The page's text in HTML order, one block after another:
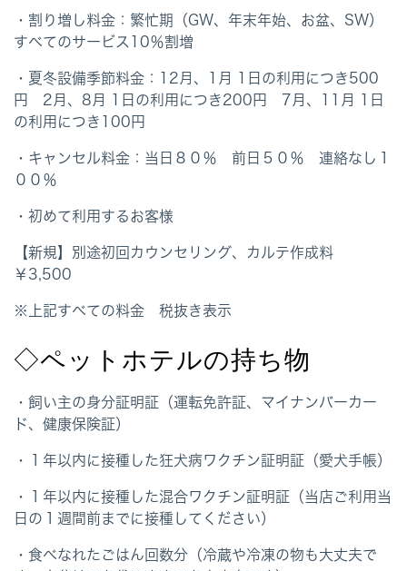
・割り増し料金 ：繁忙期（GW、年末年始、お盆、SW）
すべてのサービス10％割増
・夏冬設備季節料金 ：12月、1月 1日の利用につき500
円 2月、8月 1日の利用につき200円 7月、11月 1日
の利用につき100円
・キャンセル料金 ：当日８０％ 前日５０％ 連絡なし１
００％
・初めて利用するお客様
【新規】別途初回カウンセリング、カルテ作成料
￥3,500
※上記すべての料金 税抜き表示
◇ペットホテルの持ち物
・飼い主の身分証明証（運転免許証、マイナンバーカー
ド、健康保険証）
・１年以内に接種した狂犬病ワクチン証明証（愛犬手帳）
・１年以内に接種した混合ワクチン証明証（当店ご利用当
日の１週間前までに接種してください）
・食べなれたごはん回数分（冷蔵や冷凍の物も大丈夫で